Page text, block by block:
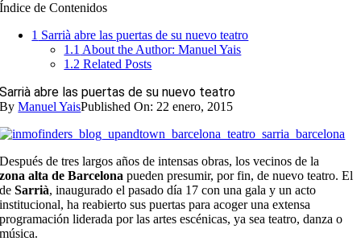
Índice de Contenidos
1 Sarrià abre las puertas de su nuevo teatro
1.1 About the Author: Manuel Yais
1.2 Related Posts
Sarrià abre las puertas de su nuevo teatro
ByManuel YaisPublished On: 22 enero, 2015
Después de tres largos años de intensas obras, los vecinos de la
zona alta de Barcelona pueden presumir, por fin, de nuevo teatro. El
deSarrià, inaugurado el pasado día 17 con una gala y un acto
institucional, ha reabierto sus puertas para acoger una extensa
programación liderada por las artes escénicas, ya sea teatro, danza o
música.